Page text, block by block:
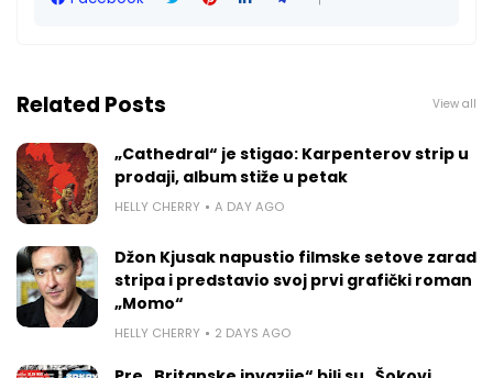
Related Posts View all
„Cathedral“ je stigao: Karpenterov strip u
prodaji, album stiže u petak
HELLY CHERRY A DAY AGO
Džon Kjusak napustio filmske setove zarad
stripa i predstavio svoj prvi grafički roman
„Momo“
HELLY CHERRY 2 DAYS AGO